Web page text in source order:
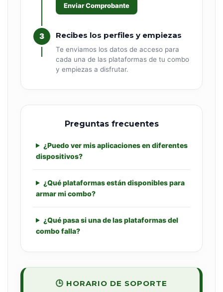
Enviar Comprobante
3 Recibes los perfiles y empiezas
Te enviamos los datos de acceso para
cada una de las plataformas de tu combo
y empiezas a disfrutar.
Preguntas frecuentes
¿Puedo ver mis aplicaciones en diferentes
dispositivos?
¿Qué plataformas están disponibles para
armar mi combo?
¿Qué pasa si una de las plataformas del
combo falla?
🕒 HORARIO DE SOPORTE